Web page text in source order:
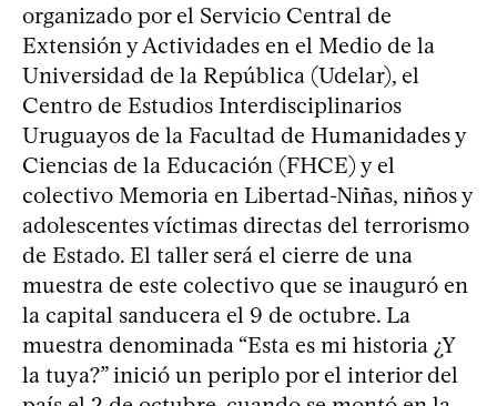
organizado por el Servicio Central de
Extensión y Actividades en el Medio de la
Universidad de la República (Udelar), el
Centro de Estudios Interdisciplinarios
Uruguayos de la Facultad de Humanidades y
Ciencias de la Educación (FHCE) y el
colectivo Memoria en Libertad-Niñas, niños y
adolescentes víctimas directas del terrorismo
de Estado. El taller será el cierre de una
muestra de este colectivo que se inauguró en
la capital sanducera el 9 de octubre. La
muestra denominada “Esta es mi historia ¿Y
la tuya?” inició un periplo por el interior del